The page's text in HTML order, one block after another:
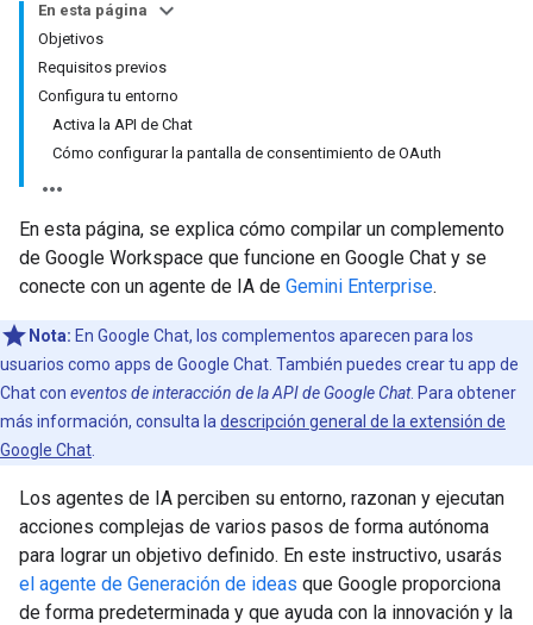
En esta página
Objetivos
Requisitos previos
Configura tu entorno
Activa la API de Chat
Cómo configurar la pantalla de consentimiento de OAuth
En esta página, se explica cómo compilar un complemento
de Google Workspace que funcione en Google Chat y se
conecte con un agente de IA de Gemini Enterprise.
Nota: En Google Chat, los complementos aparecen para los
usuarios como apps de Google Chat. También puedes crear tu app de
Chat con eventos de interacción de la API de Google Chat. Para obtener
más información, consulta la descripción general de la extensión de
Google Chat
Los agentes de IA perciben su entorno, razonan y ejecutan
acciones complejas de varios pasos de forma autónoma
para lograr un objetivo definido. En este instructivo, usarás
el agente de Generación de ideas que Google proporciona
de forma predeterminada y que ayuda con la innovación y la